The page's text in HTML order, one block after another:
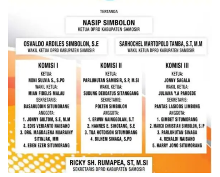
masyarakat dalam menjaga keamanan lingkungan
secara bersama-sama.‎‎Kehadiran
Bhabinkamtibmas di tengah-tengah warga
diharapkan dapat semakin mempererat
hubungan kemitraan antara Polri dan
masyarakat, sekaligus membangun kesadaran
kolektif warga akan pentingnya menjaga
keamanan, ketertiban, dan kekompakan
lingkungan, khususnya dalam menyambut
momentum bersejarah HUT Kemerdekaan
Republik Indonesia.‎Kegiatan sambang ini
rencananya akan terus dilaksanakan secara rutin
oleh Bhabinkamtibmas di wilayah Kelurahan
Sunggal sebagai bagian dari upaya menciptakan
situasi Kamtibmas yang aman dan kondusif,
sekaligus menumbuhkan semangat nasionalisme
warga dalam menyambut Hari Kemerdekaan RI.